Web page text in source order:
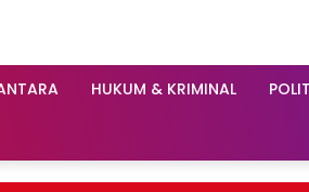
HUKUM & KRIMINAL